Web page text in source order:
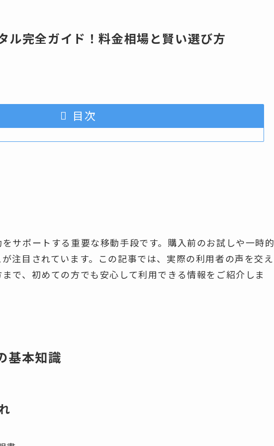
ル完全ガイド！料金相場と賢い選び方
目次
サポートする重要な移動手段です。購入前のお試しや一時的
注目されています。この記事では、実際の利用者の声を交え
で、初めての方でも安心して利用できる情報をご紹介しま
基本知識